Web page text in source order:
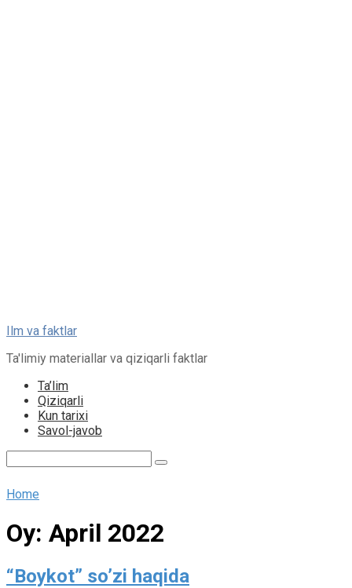
Skip
content
Ilm va faktlar
Ta'limiy materiallar va qiziqarli faktlar
Ta’lim
Qiziqarli
Kun tarixi
Savol-javob
Home
Oy: April 2022
“Boykot” so’zi haqida